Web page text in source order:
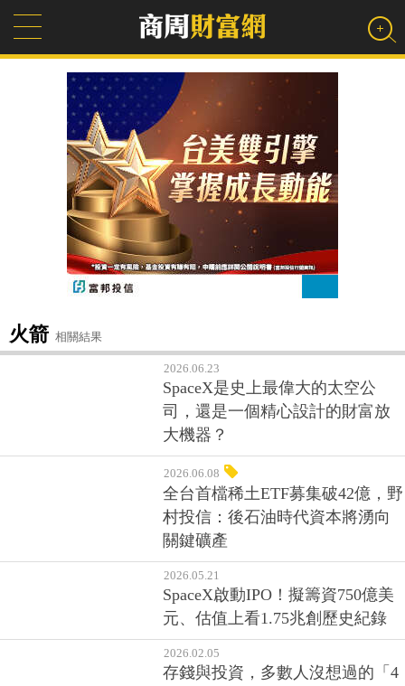
火箭 相關結果
2026.06.23
SpaceX是史上最偉大的太空公
司，還是一個精心設計的財富放
大機器？
2026.06.08
全台首檔稀土ETF募集破42億，野
村投信：後石油時代資本將湧向
關鍵礦產
2026.05.21
SpaceX啟動IPO！擬籌資750億美
元、估值上看1.75兆創歷史紀錄
2026.02.05
存錢與投資，多數人沒想過的「4